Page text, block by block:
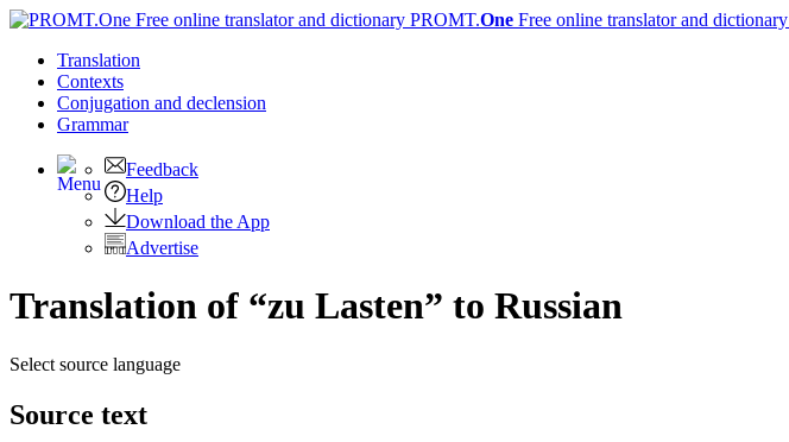
PROMT.One Free online translator and dictionary
Translation
Contexts
Conjugation and declension
Grammar
Feedback
Help
Download the App
Advertise
Translation of “zu Lasten” to Russian
Select source language
Source text